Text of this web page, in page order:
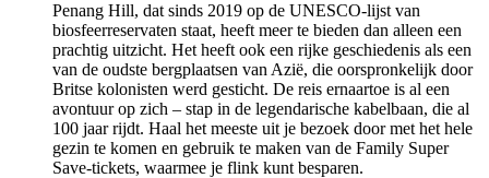
Penang Hill, dat sinds 2019 op de UNESCO-lijst van
biosfeerreservaten staat, heeft meer te bieden dan alleen een
prachtig uitzicht. Het heeft ook een rijke geschiedenis als een
van de oudste bergplaatsen van Azië, die oorspronkelijk door
Britse kolonisten werd gesticht. De reis ernaartoe is al een
avontuur op zich – stap in de legendarische kabelbaan, die al
100 jaar rijdt. Haal het meeste uit je bezoek door met het hele
gezin te komen en gebruik te maken van de Family Super
Save-tickets, waarmee je flink kunt besparen.